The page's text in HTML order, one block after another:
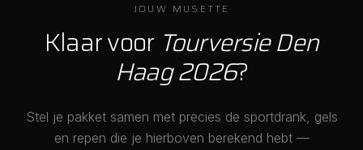
JOUW MUSETTE
Klaar voor Tourversie Den
Haag 2026?
Stel je pakket samen met precies de sportdrank, gels
en repen die je hierboven berekend hebt —